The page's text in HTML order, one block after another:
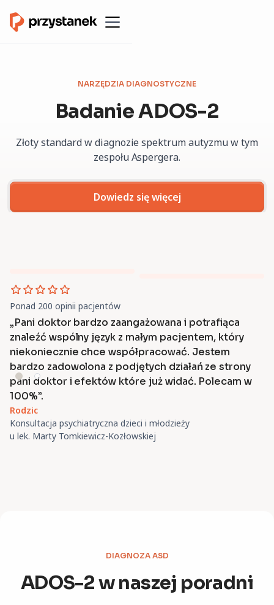
NARZĘDZIA DIAGNOSTYCZNE
Badanie ADOS-2
Złoty standard w diagnozie spektrum autyzmu w tym
zespołu Aspergera.
Dowiedz się więcej
Ponad 200 opinii pacjentów
„Pani doktor bardzo zaangażowana i potrafiąca
znaleźć wspólny język z małym pacjentem, który
niekoniecznie chce współpracować. Jestem
bardzo zadowolona z podjętych działań ze strony
pani doktor i efektów które już widać. Polecam w
100%”.
Rodzic
Konsultacja psychiatryczna dzieci i młodzieży
u lek. Marty Tomkiewicz-Kozłowskiej
DIAGNOZA ASD
ADOS-2 w naszej poradni